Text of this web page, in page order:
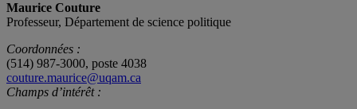
Maurice Couture
Professeur, Département de science politique
Coordonnées :
(514) 987-3000, poste 4038
couture.maurice@uqam.ca
Champs d’intérêt :